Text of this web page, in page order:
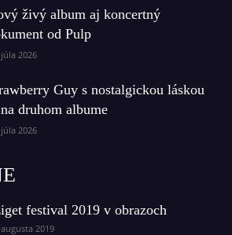
živý album aj koncertný
od Pulp
2026
Guy s nostalgickou láskou
druhom albume
2026
festival 2019 v obrazoch
2019